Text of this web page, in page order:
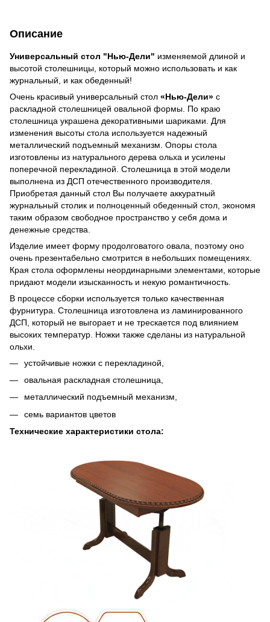
Описание
Универсальный стол "Нью-Дели" изменяемой длиной и
высотой столешницы, который можно использовать и как
журнальный, и как обеденный!
Очень красивый универсальный стол «Нью-Дели» с
раскладной столешницей овальной формы. По краю
столешница украшена декоративными шариками. Для
изменения высоты стола используется надежный
металлический подъемный механизм. Опоры стола
изготовлены из натурального дерева ольха и усилены
поперечной перекладиной. Столешница в этой модели
выполнена из ДСП отечественного производителя.
Приобретая данный стол Вы получаете аккуратный
журнальный столик и полноценный обеденный стол, экономя
таким образом свободное пространство у себя дома и
денежные средства.
Изделие имеет форму продолговатого овала, поэтому оно
очень презентабельно смотрится в небольших помещениях.
Края стола оформлены неординарными элементами, которые
придают модели изысканность и некую романтичность.
В процессе сборки используется только качественная
фурнитура. Столешница изготовлена из ламинированного
ДСП, который не выгорает и не трескается под влиянием
высоких температур. Ножки также сделаны из натуральной
ольхи.
устойчивые ножки с перекладиной,
овальная раскладная столешница,
металлический подъемный механизм,
семь вариантов цветов
Технические характеристики стола: